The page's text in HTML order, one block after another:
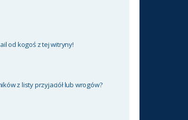
od kogoś z tej witryny!
z listy przyjaciół lub wrogów?